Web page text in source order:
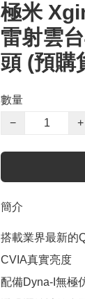
極米
雷射雲
頭 (預購
數量
−
+
簡介
搭載業界最新的
CVIA真實亮度
配備Dyna-I無極